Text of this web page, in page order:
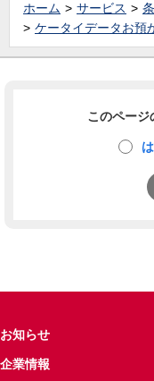
ホーム サービス
ケータイデータお預
このページ
お知らせ
企業情報